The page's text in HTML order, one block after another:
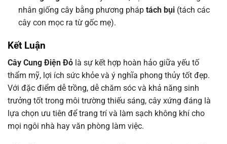
nhân giống cây bằng phương pháp tách bụi(tách các
cây con mọc ra từ gốc mẹ).
Kết Luận
Cây Cung Điện Đỏ là sự kết hợp hoàn hảo giữa yếu tố
thẩm mỹ, lợi ích sức khỏe và ý nghĩa phong thủy tốt đẹp.
Với đặc điểm dễ trồng, dễ chăm sóc và khả năng sinh
trưởng tốt trong môi trường thiếu sáng, cây xứng đáng là
lựa chọn ưu tiên để trang trí và làm sạch không khí cho
mọi ngôi nhà hay văn phòng làm việc.